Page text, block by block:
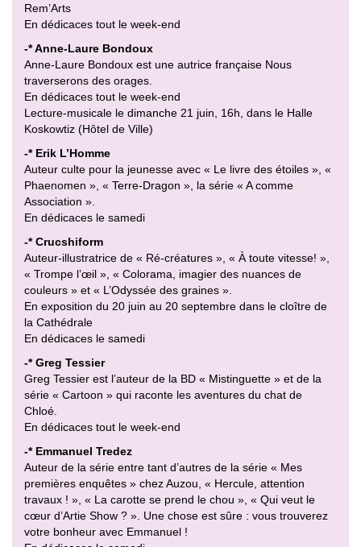
Rem’Arts
En dédicaces tout le week-end
-* Anne-Laure Bondoux
Anne-Laure Bondoux est une autrice française Nous
traverserons des orages.
En dédicaces tout le week-end
Lecture-musicale le dimanche 21 juin, 16h, dans le Halle
Koskowtiz (Hôtel de Ville)
-* Erik L’Homme
Auteur culte pour la jeunesse avec « Le livre des étoiles », «
Phaenomen », « Terre-Dragon », la série « A comme
Association ».
En dédicaces le samedi
-* Crucshiform
Auteur-illustratrice de « Ré-créatures », « À toute vitesse! »,
« Trompe l’œil », « Colorama, imagier des nuances de
couleurs » et « L’Odyssée des graines ».
En exposition du 20 juin au 20 septembre dans le cloître de
la Cathédrale
En dédicaces le samedi
-* Greg Tessier
Greg Tessier est l’auteur de la BD « Mistinguette » et de la
série « Cartoon » qui raconte les aventures du chat de
Chloé.
En dédicaces tout le week-end
-* Emmanuel Tredez
Auteur de la série entre tant d’autres de la série « Mes
premières enquêtes » chez Auzou, « Hercule, attention
travaux ! », « La carotte se prend le chou », « Qui veut le
cœur d’Artie Show ? ». Une chose est sûre : vous trouverez
votre bonheur avec Emmanuel !